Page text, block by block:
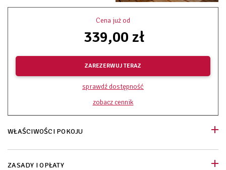
Cena już od
339,00 zł
ZAREZERWUJ TERAZ
sprawdź dostępność
zobacz cennik
WŁAŚCIWOŚCI POKOJU
ZASADY I OPŁATY